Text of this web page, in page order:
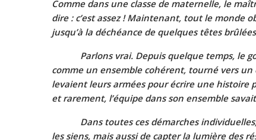
Comme dans une classe de maternelle, le
dire : c’est assez ! Maintenant, tout le monde
jusqu’à la déchéance de quelques têtes
Parlons vrai. Depuis quelque temps, le
comme un ensemble cohérent, tourné vers
levaient leurs armées pour écrire une histoire
et rarement, l’équipe dans son ensemble
Dans toutes ces démarches individuelles,
les siens, mais aussi de capter la lumière des